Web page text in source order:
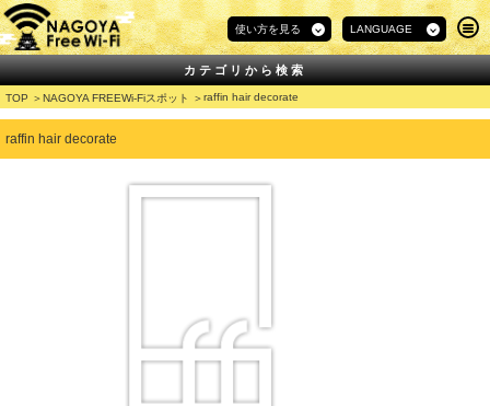
使い方を見る LANGUAGE
カテゴリから検索
TOP NAGOYA FREEWi-Fiスポット raffin hair decorate
raffin hair decorate